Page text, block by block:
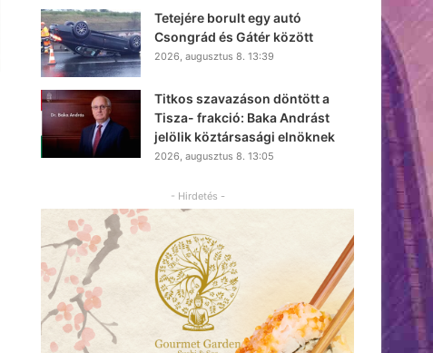
Tetejére borult egy autó
Csongrád és Gátér között
2026, augusztus 8. 13:39
Titkos szavazáson döntött a
Tisza- frakció: Baka Andrást
jelölik köztársasági elnöknek
2026, augusztus 8. 13:05
- Hirdetés -